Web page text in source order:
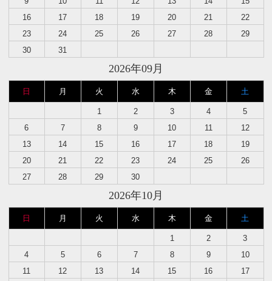
16
17 18 19 20 21
22
23
24 25 26 27 28
29
30
31
2026年09月
日 月 火 水 木 金 土
1 2 3 4
5
6
7 8 9 10 11
12
13
14 15 16 17 18
19
20
21 22 23 24 25
26
27
28 29 30
2026年10月
日 月 火 水 木 金 土
1 2
3
4
5 6 7 8 9
10
11
12 13 14 15 16 17